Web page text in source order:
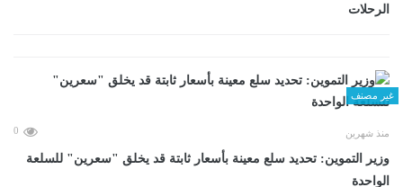
الرحلات
غير مصنف
منذ شهرين 0
وزير التموين: تحديد سلع معينة بأسعار ثابتة قد يخلق "سعرين" للسلعة
الواحدة